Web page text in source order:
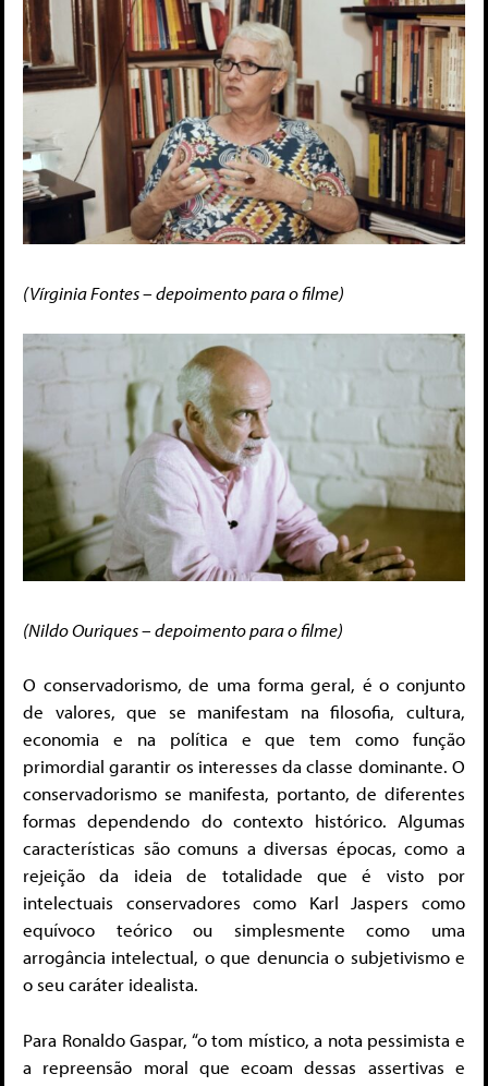
(Vírginia Fontes – depoimento para o filme)
(Nildo Ouriques – depoimento para o filme)
O conservadorismo, de uma forma geral, é o conjunto
de valores, que se manifestam na filosofia, cultura,
economia e na política e que tem como função
primordial garantir os interesses da classe dominante. O
conservadorismo se manifesta, portanto, de diferentes
formas dependendo do contexto histórico. Algumas
características são comuns a diversas épocas, como a
rejeição da ideia de totalidade que é visto por
intelectuais conservadores como Karl Jaspers como
equívoco teórico ou simplesmente como uma
arrogância intelectual, o que denuncia o subjetivismo e
o seu caráter idealista.
Para Ronaldo Gaspar, “o tom místico, a nota pessimista e
a repreensão moral que ecoam dessas assertivas e